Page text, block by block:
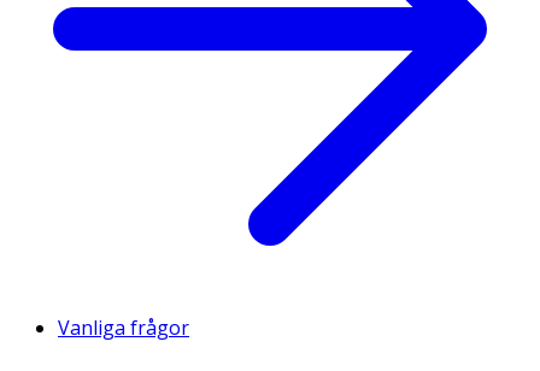
Vanliga frågor